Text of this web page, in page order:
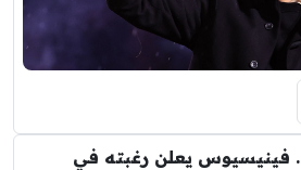
.. فينيسيوس يعلن رغبته في